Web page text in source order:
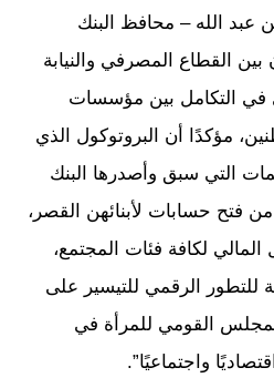
عبد الله – محافظ البنك
القطاع المصرفي والنيابة
في التكامل بين مؤسسات
مؤكدًا أن البروتوكول الذي
التي سبق وأصدرها البنك
فتح حسابات لأبنائهن القصر،
لكافة فئات المجتمع،
للتطور الرقمي للتيسير على
القومي للمرأة في
واجتماعيًا”.